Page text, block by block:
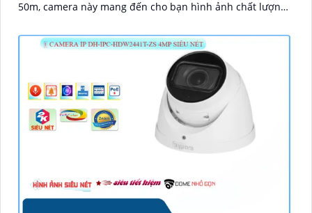
50m, camera này mang đến cho bạn hình ảnh chất lượng